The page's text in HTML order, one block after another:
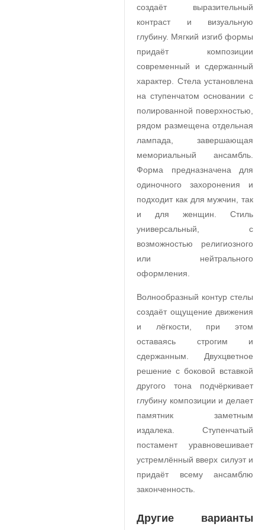
создаёт выразительный
контраст и визуальную
глубину. Мягкий изгиб формы
придаёт композиции
современный и сдержанный
характер. Стела установлена
на ступенчатом основании с
полированной поверхностью,
рядом размещена отдельная
лампада, завершающая
мемориальный ансамбль.
Форма предназначена для
одиночного захоронения и
подходит как для мужчин, так
и для женщин. Стиль
универсальный, с
возможностью религиозного
или нейтрального
оформления.
Волнообразный контур стелы
создаёт ощущение движения
и лёгкости, при этом
оставаясь строгим и
сдержанным. Двухцветное
решение с боковой вставкой
другого тона подчёркивает
глубину композиции и делает
памятник заметным
издалека. Ступенчатый
постамент уравновешивает
устремлённый вверх силуэт и
придаёт всему ансамблю
законченность.
Другие варианты